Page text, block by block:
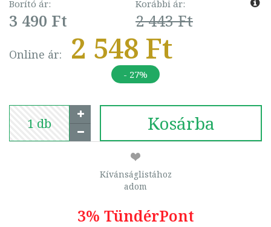
Borító ár:
3 490 Ft
Korábbi ár:
2 443 Ft
Online ár: 2 548 Ft
- 27%
Kosárba
Kívánságlistához
adom
3% TündérPont